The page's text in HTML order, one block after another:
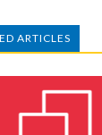
ARTICLES